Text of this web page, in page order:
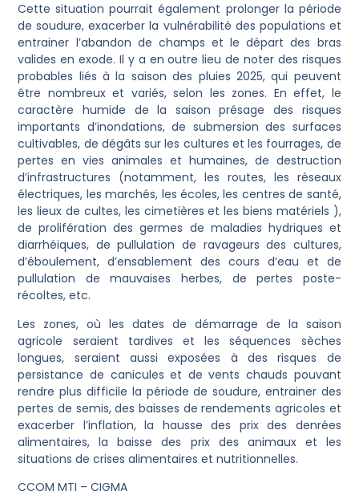
Cette situation pourrait également prolonger la période
de soudure, exacerber la vulnérabilité des populations et
entrainer l’abandon de champs et le départ des bras
valides en exode. Il y a en outre lieu de noter des risques
probables liés à la saison des pluies 2025, qui peuvent
être nombreux et variés, selon les zones. En effet, le
caractère humide de la saison présage des risques
importants d’inondations, de submersion des surfaces
cultivables, de dégâts sur les cultures et les fourrages, de
pertes en vies animales et humaines, de destruction
d’infrastructures (notamment, les routes, les réseaux
électriques, les marchés, les écoles, les centres de santé,
les lieux de cultes, les cimetières et les biens matériels ),
de prolifération des germes de maladies hydriques et
diarrhéiques, de pullulation de ravageurs des cultures,
d’éboulement, d’ensablement des cours d’eau et de
pullulation de mauvaises herbes, de pertes poste-
récoltes, etc.
Les zones, où les dates de démarrage de la saison
agricole seraient tardives et les séquences sèches
longues, seraient aussi exposées à des risques de
persistance de canicules et de vents chauds pouvant
rendre plus difficile la période de soudure, entrainer des
pertes de semis, des baisses de rendements agricoles et
exacerber l’inflation, la hausse des prix des denrées
alimentaires, la baisse des prix des animaux et les
situations de crises alimentaires et nutritionnelles.
CCOM MTI – CIGMA